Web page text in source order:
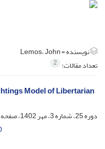
نویسنده =Lemos، John
تعداد مقالات: 2
Model of Libertarian
دوره 25، شماره 3، مهر 1402، صفحه